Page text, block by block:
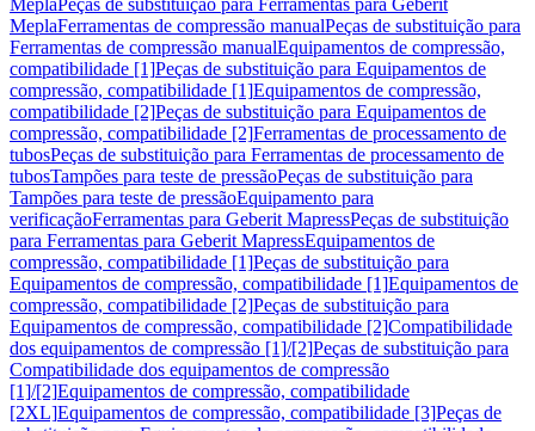
MeplaPeças de substituição para Ferramentas para Geberit
MeplaFerramentas de compressão manualPeças de substituição para
Ferramentas de compressão manualEquipamentos de compressão,
compatibilidade [1]Peças de substituição para Equipamentos de
compressão, compatibilidade [1]Equipamentos de compressão,
compatibilidade [2]Peças de substituição para Equipamentos de
compressão, compatibilidade [2]Ferramentas de processamento de
tubosPeças de substituição para Ferramentas de processamento de
tubosTampões para teste de pressãoPeças de substituição para
Tampões para teste de pressãoEquipamento para
verificaçãoFerramentas para Geberit MapressPeças de substituição
para Ferramentas para Geberit MapressEquipamentos de
compressão, compatibilidade [1]Peças de substituição para
Equipamentos de compressão, compatibilidade [1]Equipamentos de
compressão, compatibilidade [2]Peças de substituição para
Equipamentos de compressão, compatibilidade [2]Compatibilidade
dos equipamentos de compressão [1]/[2]Peças de substituição para
Compatibilidade dos equipamentos de compressão
[1]/[2]Equipamentos de compressão, compatibilidade
[2XL]Equipamentos de compressão, compatibilidade [3]Peças de